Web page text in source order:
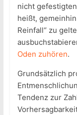
nicht
heißt,
Reinfall“ zu
Oden zuhören.
Grundsätzlich
Tendenz zur